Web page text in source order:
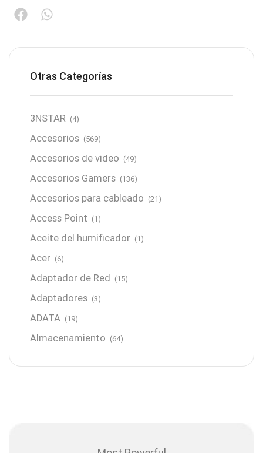
Otras Categorías
3NSTAR (4)
Accesorios (569)
Accesorios de video (49)
Accesorios Gamers (136)
Accesorios para cableado (21)
Access Point (1)
Aceite del humificador (1)
Acer (6)
Adaptador de Red (15)
Adaptadores (3)
ADATA (19)
Almacenamiento (64)